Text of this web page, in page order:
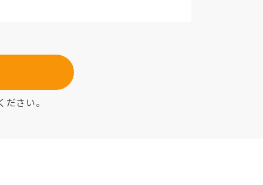
さい。